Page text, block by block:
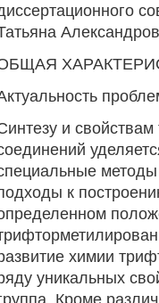
и
к
химии
уникальных
Кроме